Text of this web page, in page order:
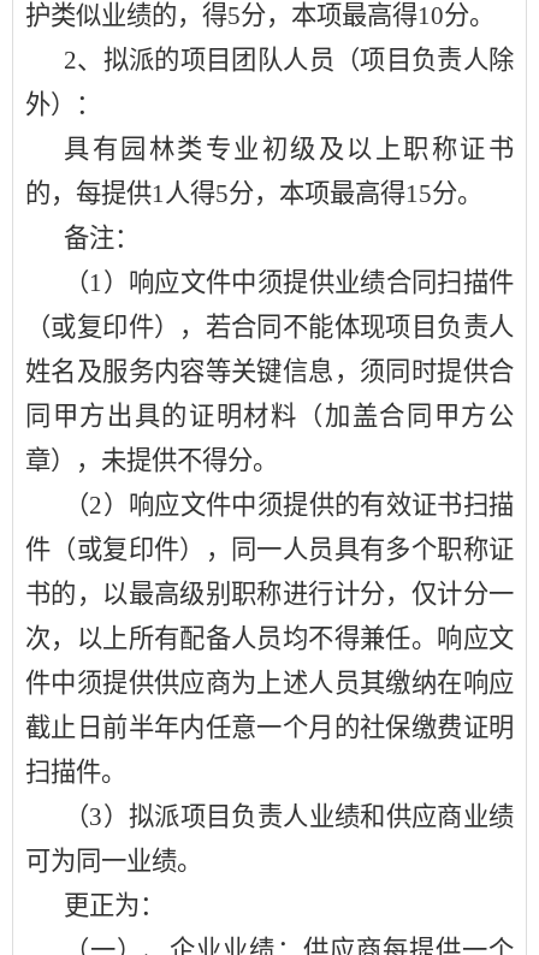
护类似业绩的，得5分，本项最高得10分。
2、拟派的项目团队人员（项目负责人除
外）：
具有园林类专业初级及以上职称证书
的，每提供1人得5分，本项最高得15分。
备注：
（1）响应文件中须提供业绩合同扫描件
（或复印件），若合同不能体现项目负责人
姓名及服务内容等关键信息，须同时提供合
同甲方出具的证明材料（加盖合同甲方公
章），未提供不得分。
（2）响应文件中须提供的有效证书扫描
件（或复印件），同一人员具有多个职称证
书的，以最高级别职称进行计分，仅计分一
次，以上所有配备人员均不得兼任。响应文
件中须提供供应商为上述人员其缴纳在响应
截止日前半年内任意一个月的社保缴费证明
扫描件。
（3）拟派项目负责人业绩和供应商业绩
可为同一业绩。
更正为：